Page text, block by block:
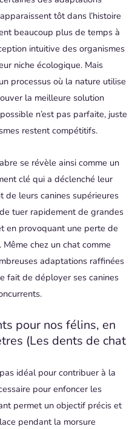
tôt dans l’histoire
beaucoup plus de temps à
intuitive des organismes
niche écologique. Mais
processus où la nature utilise
la meilleure solution
n’est pas parfaite, juste
restent compétitifs.
se révèle ainsi comme un
clé qui a déclenché leur
leurs canines supérieures
tuer rapidement de grandes
en provoquant une perte de
chez un chat comme
adaptations raffinées
fait de déployer ses canines
pour nos félins, en
(Les dents de chat
idéal pour contribuer à la
pour enfoncer les
permet un objectif précis et
pendant la morsure